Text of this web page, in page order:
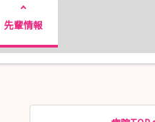
先輩情報